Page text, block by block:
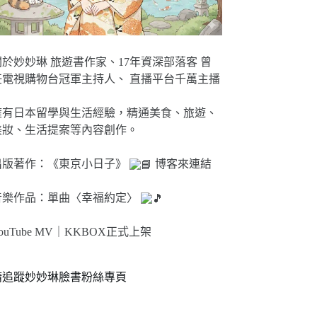
妙妙琳 旅遊書作家、17年資深部落客 曾
電視購物台冠軍主持人、 直播平台千萬主播
日本留學與生活經驗，精通美食、旅遊、
、生活提案等內容創作。
著作：《東京小日子》 博客來連結
作品：單曲〈幸福約定〉
MV｜KKBOX正式上架
追蹤妙妙琳臉書粉絲專頁